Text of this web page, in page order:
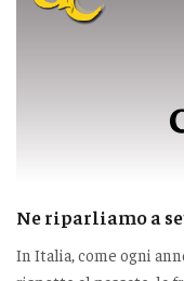
Ne riparliamo a
In Italia, come ogni